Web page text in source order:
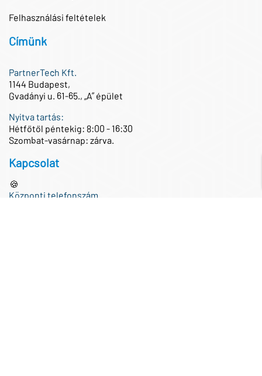
Felhasználási feltételek
Címünk
PartnerTech Kft.
1144 Budapest,
Gvadányi u. 61-65., „A” épület
Nyitva tartás:
Hétfőtől péntekig: 8:00 - 16:30
Szombat-vasárnap: zárva.
Kapcsolat
Központi telefonszám
🍪